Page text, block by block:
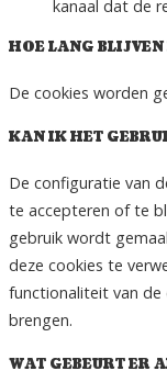
kanaal dat de
HOE LANG
De cookies worden
KAN IK HET
De configuratie van
te accepteren of te
gebruik wordt
deze cookies te
functionaliteit van de
brengen.
WAT GEBEURT ER